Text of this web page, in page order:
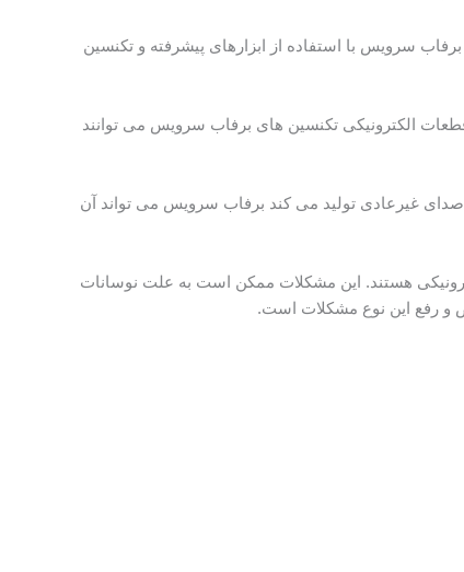
سرویس با استفاده از ابزارهای پیشرفته و تکنسین
الکترونیکی تکنسین های برفاب سرویس می توانند
غیرعادی تولید می کند برفاب سرویس می تواند آن
هستند. این مشکلات ممکن است به علت نوسانات
و رفع این نوع مشکلات است.